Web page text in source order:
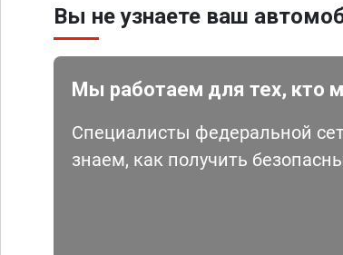
Вы не узнаете ваш
Мы работаем для тех, кто
Специалисты федеральной
знаем, как получить